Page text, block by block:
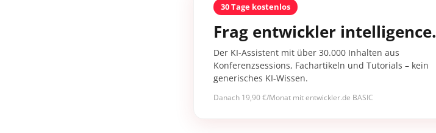
30 Tage kostenlos
Frag entwickler intelligence.
Der KI-Assistent mit über 30.000 Inhalten aus
Konferenzsessions, Fachartikeln und Tutorials – kein
generisches KI-Wissen.
Danach 19,90 €/Monat mit entwickler.de BASIC